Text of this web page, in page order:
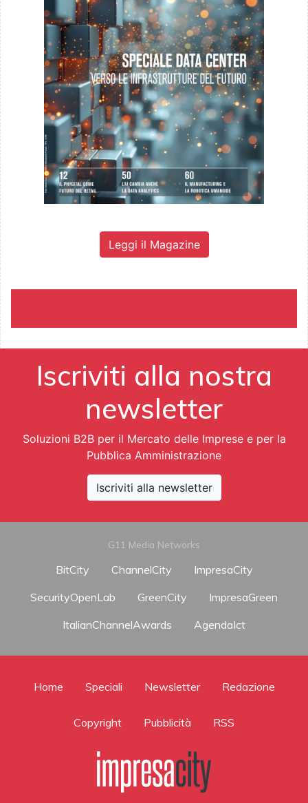
Leggi il Magazine
Iscriviti alla nostra
newsletter
Soluzioni B2B per il Mercato delle Imprese e per la
Pubblica Amministrazione
Iscriviti alla newsletter
G11 Media Networks
BitCity ChannelCity
ImpresaCity
SecurityOpenLab
GreenCity
ImpresaGreen
ItalianChannelAwards
AgendaIct
Home Speciali Newsletter Redazione
Copyright Pubblicità RSS